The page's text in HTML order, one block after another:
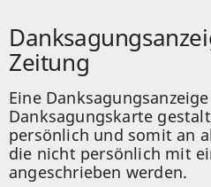
Zeitung
Eine
Danksagungskarte
persönlich und somit an
die nicht persönlich mit
angeschrieben werden.